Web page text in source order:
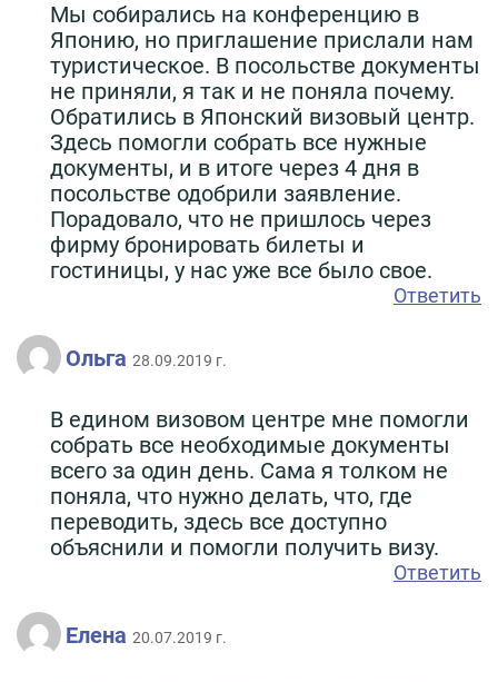
Мы собирались на конференцию в
Японию, но приглашение прислали нам
туристическое. В посольстве документы
не приняли, я так и не поняла почему.
Обратились в Японский визовый центр.
Здесь помогли собрать все нужные
документы, и в итоге через 4 дня в
посольстве одобрили заявление.
Порадовало, что не пришлось через
фирму бронировать билеты и
гостиницы, у нас уже все было свое.
Ответить
Ольга 28.09.2019 г.
В едином визовом центре мне помогли
собрать все необходимые документы
всего за один день. Сама я толком не
поняла, что нужно делать, что, где
переводить, здесь все доступно
объяснили и помогли получить визу.
Ответить
Елена 20.07.2019 г.